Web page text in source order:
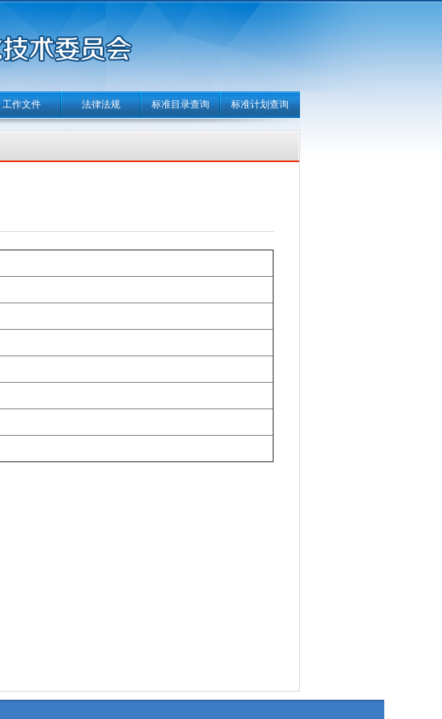
工作文件 法律法规 标准目录查询 标准计划查询